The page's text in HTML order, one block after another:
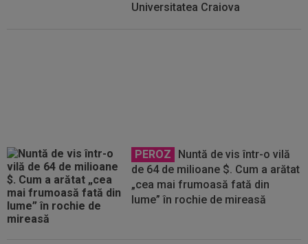
Universitatea Craiova
PEROZ
Nuntă de vis într-o vilă
de 64 de milioane $. Cum a arătat
„cea mai frumoasă fată din
lume” în rochie de mireasă